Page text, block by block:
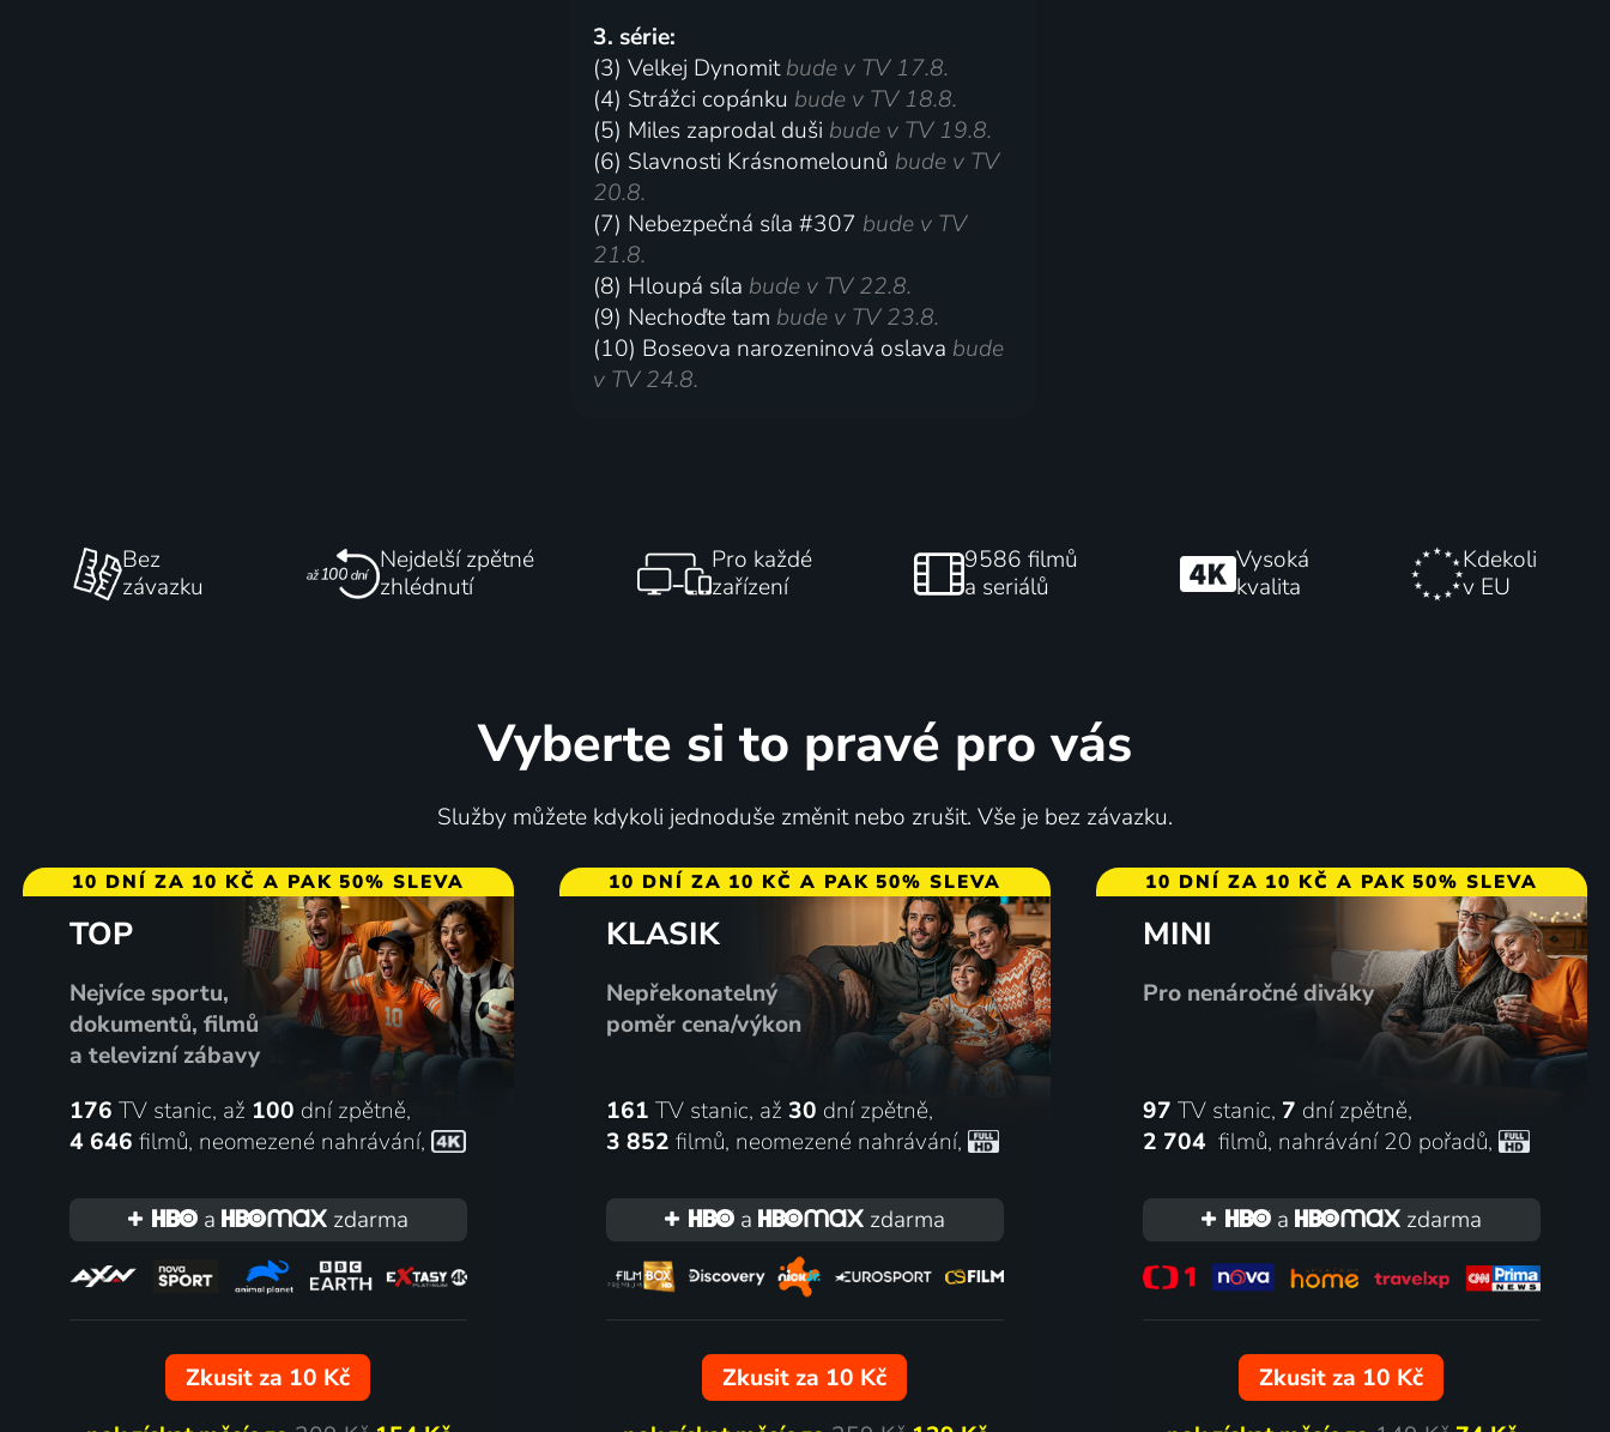
3. série:
(3) Velkej Dynomitbude v TV 17.8.
(4) Strážci copánku bude v TV 18.8.
(5) Miles zaprodal duši bude v TV 19.8.
(6) Slavnosti Krásnomelounů bude v TV
20.8.
(7) Nebezpečná síla #307 bude v TV
21.8.
(8) Hloupá síla bude v TV 22.8.
(9) Nechoďte tam bude v TV 23.8.
(10) Boseova narozeninová oslava bude
v TV 24.8.
Bez
závazku
Nejdelší zpětné
zhlédnutí
Pro každé
zařízení
9586 filmů
a seriálů
Vysoká
kvalita
Kdekoli
v EU
Vyberte si to pravé pro vás
Služby můžete kdykoli jednoduše změnit nebo zrušit. Vše je bez závazku.
10 DNÍ ZA 10 KČ A PAK 50% SLEVA
TOP
Nejvíce sportu,
dokumentů, filmů
a televizní zábavy
176 TV stanic, až 100 dní zpětně,
4 646 filmů, neomezené nahrávání,
a zdarma
Zkusit za 10 Kč
10 DNÍ ZA 10 KČ A PAK 50% SLEVA
KLASIK
Nepřekonatelný
poměr cena/výkon
161 TV stanic, až 30 dní zpětně,
3 852 filmů, neomezené nahrávání,
a zdarma
Zkusit za 10 Kč
10 DNÍ ZA 10 KČ A PAK 50% SLEVA
MINI
Pro nenáročné diváky
97 TV stanic, 7 dní zpětně,
2 704 filmů, nahrávání 20 pořadů,
a zdarma
Zkusit za 10 Kč